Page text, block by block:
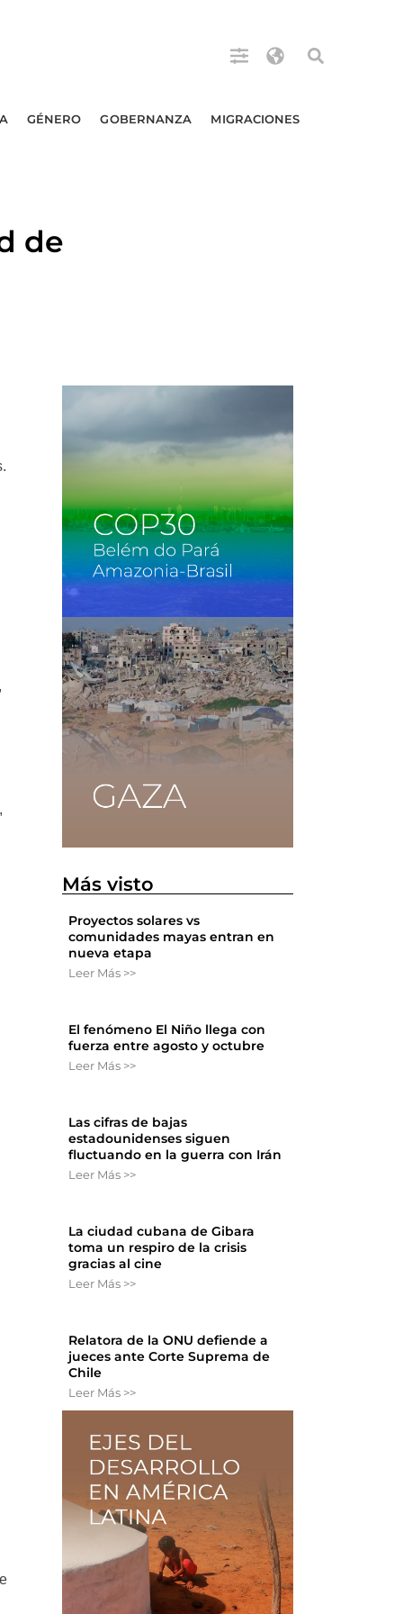
GÉNERO GOBERNANZA MIGRACIONES
de
Más visto
Proyectos solares vs
comunidades mayas entran en
nueva etapa
Leer Más >>
El fenómeno El Niño llega con
fuerza entre agosto y octubre
Leer Más >>
Las cifras de bajas
estadounidenses siguen
fluctuando en la guerra con Irán
Leer Más >>
La ciudad cubana de Gibara
toma un respiro de la crisis
gracias al cine
Leer Más >>
Relatora de la ONU defiende a
jueces ante Corte Suprema de
Chile
Leer Más >>